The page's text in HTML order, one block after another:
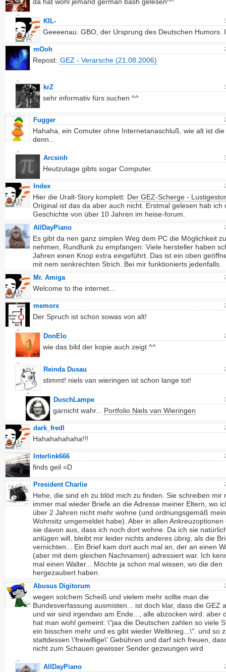
KIL-
Geeeenau. GBO, der Ursprung des Deutschen Humors.
mOoh
Repost: GEZ - Verarsche (21.08.2006)
krZ
sehr informativ fürs suchen ^^
Fugger
Hahaha, ein Comuter ohne Internetanaschluß, wie alt ist die
denn...
Arcsinh
Heutzutage gibts sogar Computer.
Index
Hier die Uralt-Story komplett: Der GEZ-Scherge -
Original ist das da aber auch nicht. Erstmal gelesen hab ich
Geschichte von über 10 Jahren im heise-forum.
AllDayPiano
Es gibt da nen ganz simplen Weg dem PC die Möglichkeit zu
nehmen, Rundfunk zu empfangen: Viele hersteller haben
Jahren einen Knop extra eingeführt. Das ist ein oben
mit nem senkrechten Strich. Bei mir funktionierts jedenfalls.
Mr. Amiga
Welcome to the internet...
memorx
Der Spruch ist schon sowas von alt!
DonElo
wie das bild der kopie auch zeigt ^^
Reinda Dusau
stimmt! niels van wieringen ist schon lange tot!
DuschLampe
garnicht wahr... Portfolio Niels van Wieringen
dark_fredl
Hahahahahaha!!!
Interlink666
finds geil =D
President Charlie
Hehe, die sind eh zu blöd mich zu finden. Sie schreiben mir
immer mal wieder Briefe an die Adresse meiner Eltern, wo
über 2 Jahren nicht mehr wohne (und ordnungsgemäß
Wohnsitz umgemeldet habe). Aber in allen Ankreuzoptionen
sie davon aus, dass ich noch dort wohne. Da ich sie
anlügen will, bleibt mir leider nichts anderes übrig, als die
vernichten... Ein Brief kam dort auch mal an, der an einen
(aber mit dem gleichen Nachnamen) adressiert war. Ich
mal einen Walter... Möchte ja schon mal wissen, wo die den
hergezaubert haben.
Abusus Digitorum
wegen solchem Scheiß und vielem mehr sollte man die
Bundesverfassung ausmisten... ist doch klar, dass die GEZ
und wir sind irgendwo am Ende..., alle abzocken wird. aber
hat man wohl gemeint: \"jaa die Deutschen zahlen so viele
ein bisschen mehr und es gibt wieder Weltkrieg...\". und so
stattdessen \'freiwillige\' Gebühren und darf sich freuen,
nicht zum Schauen gewisser Sender gezwungen wird
AllDayPiano